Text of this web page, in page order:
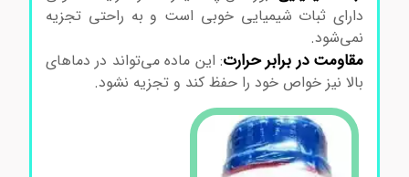
دارای ثبات شیمیایی خوبی است و به راحتی تجزیه
نمی‌شود.
مقاومت در برابر حرارت: این ماده می‌تواند در دماهای
بالا نیز خواص خود را حفظ کند و تجزیه نشود.